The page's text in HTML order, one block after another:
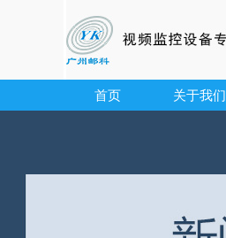
首页 关于我们